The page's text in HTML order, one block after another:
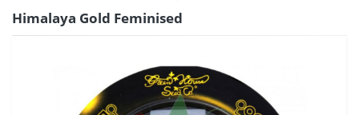
Himalaya Gold Feminised